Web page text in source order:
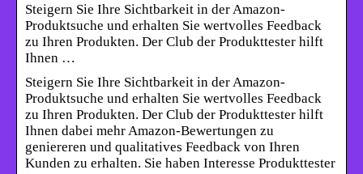
Steigern Sie Ihre Sichtbarkeit in der Amazon-
Produktsuche und erhalten Sie wertvolles Feedback
zu Ihren Produkten. Der Club der Produkttester hilft
Ihnen …
Steigern Sie Ihre Sichtbarkeit in der Amazon-
Produktsuche und erhalten Sie wertvolles Feedback
zu Ihren Produkten. Der Club der Produkttester hilft
Ihnen dabei mehr Amazon-Bewertungen zu
geniereren und qualitatives Feedback von Ihren
Kunden zu erhalten. Sie haben Interesse Produkttester